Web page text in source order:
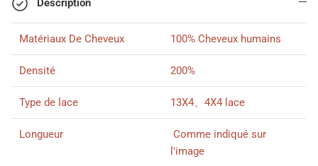
Description
Matériaux De Cheveux 100% Cheveux humains
Densité 200%
Type de lace 13X4、4X4 lace
Longueur
Comme indiqué sur
l'image